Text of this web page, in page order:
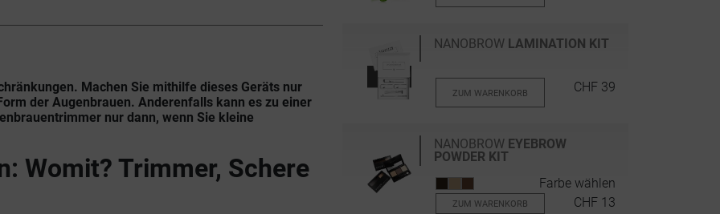
Machen Sie mithilfe dieses Geräts nur
der Augenbrauen. Anderenfalls kann es zu einer
nur dann, wenn Sie kleine
Womit? Trimmer, Schere
NANOBROW LAMINATION KIT
ZUM WARENKORB CHF 39
NANOBROW EYEBROW
POWDER KIT
Farbe wählen
ZUM WARENKORB CHF 13